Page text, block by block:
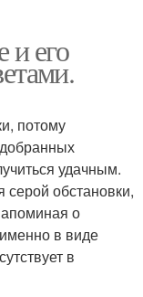
и его
потому
удачным.
обстановки,
о
в виде
в